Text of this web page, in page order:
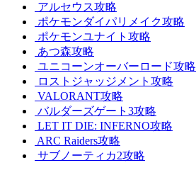
アルセウス攻略
ポケモンダイパリメイク攻略
ポケモンユナイト攻略
あつ森攻略
ユニコーンオーバーロード攻略
ロストジャッジメント攻略
VALORANT攻略
バルダーズゲート3攻略
LET IT DIE: INFERNO攻略
ARC Raiders攻略
サブノーティカ2攻略